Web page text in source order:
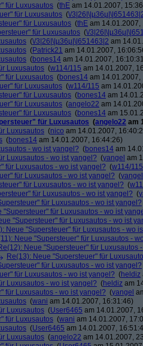
für Luxusautos (thE am 14.01.2007,
für Luxusautos (\/
für Luxusautos (thE am 14.01.2007,
für Luxusautos (\/
(\/3|26|\|µ36µ|\|651463|2 am
(Patrick21 am 14.01.2007,
(bones14 am 14.01.2007,
Luxusautos (w114/115 am 14.01.2007,
für Luxusautos (bones14 am 14.01.2007,
für Luxusautos (w114/115 am
für Luxusautos (bones14 am
für Luxusautos (angelo22 am
für Luxusautos (bones14 am
für Luxusautos (angelo22 am
Luxusautos (nico am 14.01.2007,
(bones14 am 14.01.2007, 16:44:26)
- wo ist yangel? (bones14 am
Luxusautos - wo ist yangel? (yangel am
für Luxusautos - wo ist yangel? (w114/115
für Luxusautos - wo ist yangel? (yangel
für Luxusautos - wo ist yangel? (
für Luxusautos - wo ist yangel? (
für Luxusautos - wo ist yangel?
"Supersteuer" für Luxusautos - wo ist
"Supersteuer" für Luxusautos - wo ist
Neue "Supersteuer" für Luxusautos - wo
Neue "Supersteuer" für Luxusautos -
Neue "Supersteuer" für Luxusautos
Re(13): Neue "Supersteuer" für
für Luxusautos - wo ist yangel?
für Luxusautos - wo ist yangel? (heldiz
Luxusautos - wo ist yangel? (heldiz am
für Luxusautos - wo ist yangel? (yangel
(wani am 14.01.2007, 16:31:46)
Luxusautos (User6465 am 14.01.2007,
für Luxusautos (wani am 14.01.2007,
(User6465 am 14.01.2007,
Luxusautos (angelo22 am 14.01.2007,